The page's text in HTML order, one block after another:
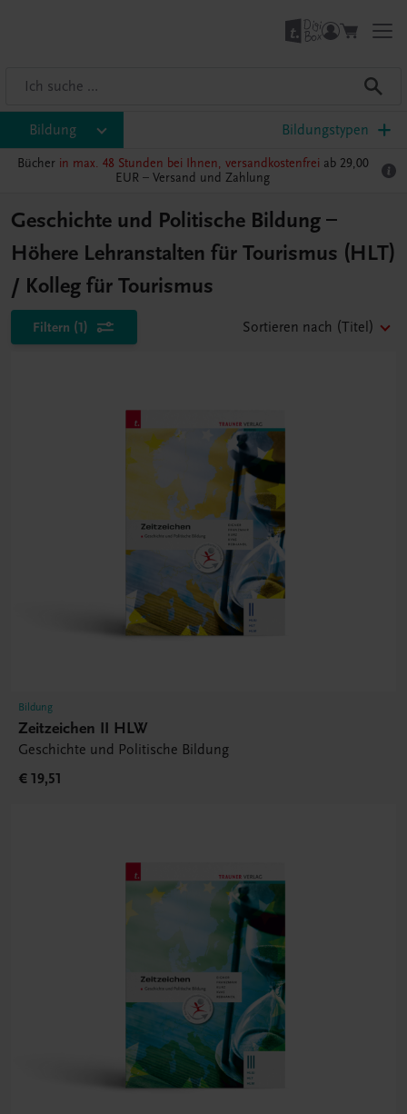
Bildung Bildungstypen
Bücher in max. 48 Stunden bei Ihnen, versandkostenfrei ab 29,00
EUR – Versand und Zahlung
Geschichte und Politische Bildung –
Höhere Lehranstalten für Tourismus (HLT)
/ Kolleg für Tourismus
Filtern (1) Sortieren nach (Titel)
Bildung
Zeitzeichen II HLW
Geschichte und Politische Bildung
€ 19,51